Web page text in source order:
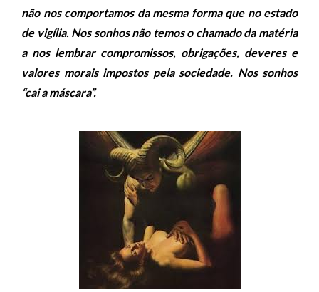
não nos comportamos da mesma forma que no estado
de vigília. Nos sonhos não temos o chamado da matéria
a nos lembrar compromissos, obrigações, deveres e
valores morais impostos pela sociedade. Nos sonhos
“cai a máscara”.